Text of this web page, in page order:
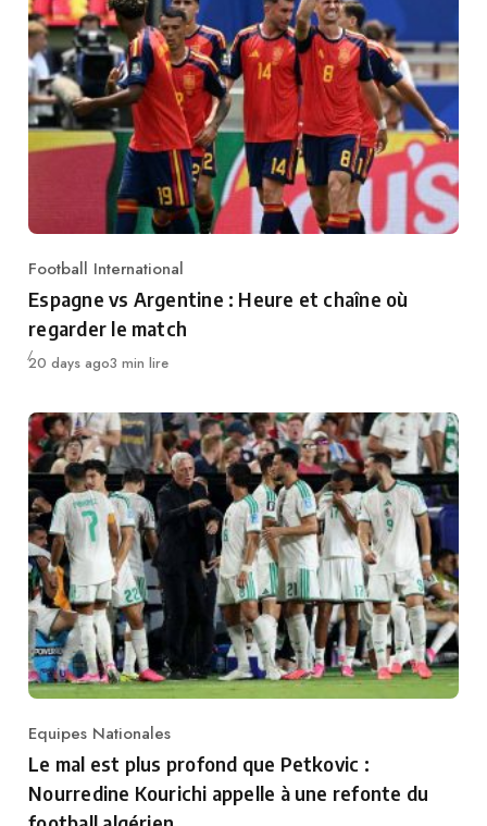
Category
Football International
Espagne vs Argentine : Heure et chaîne où
regarder le match
Publié
20 days ago3 min lire
Category
Equipes Nationales
Le mal est plus profond que Petkovic :
Nourredine Kourichi appelle à une refonte du